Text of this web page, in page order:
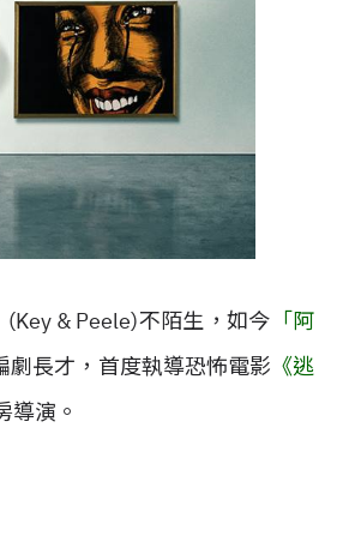
& Peele)不陌生，如今 「阿
劇長才，首度執導恐怖電影 《逃
導演。